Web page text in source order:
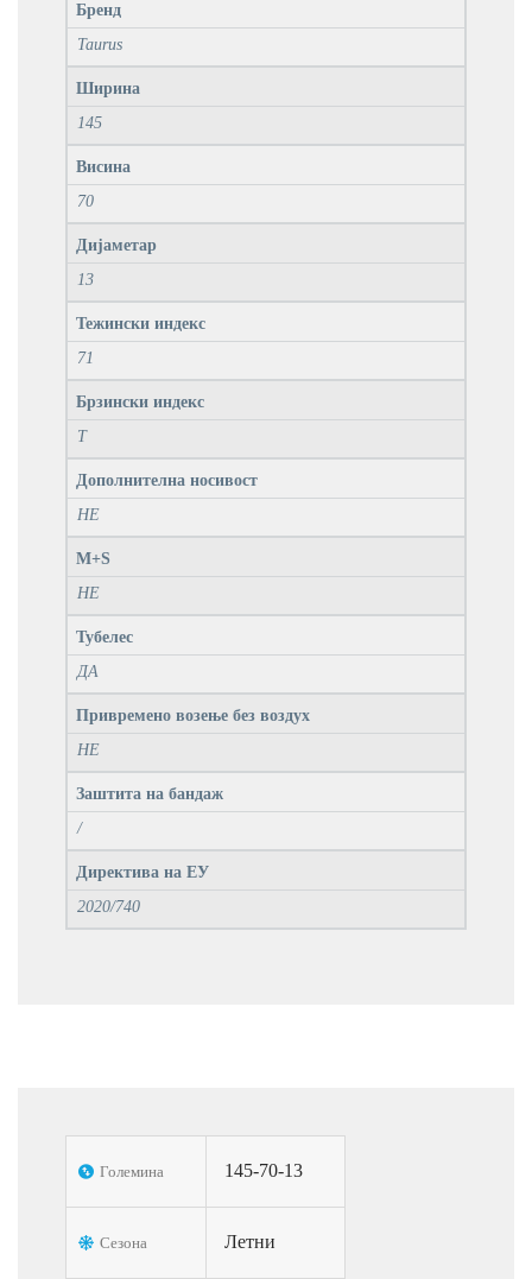
Бренд
Taurus
Ширина
145
Висина
70
Дијаметар
13
Тежински индекс
71
Брзински индекс
T
Дополнителна носивост
НЕ
M+S
НЕ
Тубелес
ДА
Привремено возење без воздух
НЕ
Заштита на бандаж
/
Директива на ЕУ
2020/740
Големина 145-70-13
Сезона Летни